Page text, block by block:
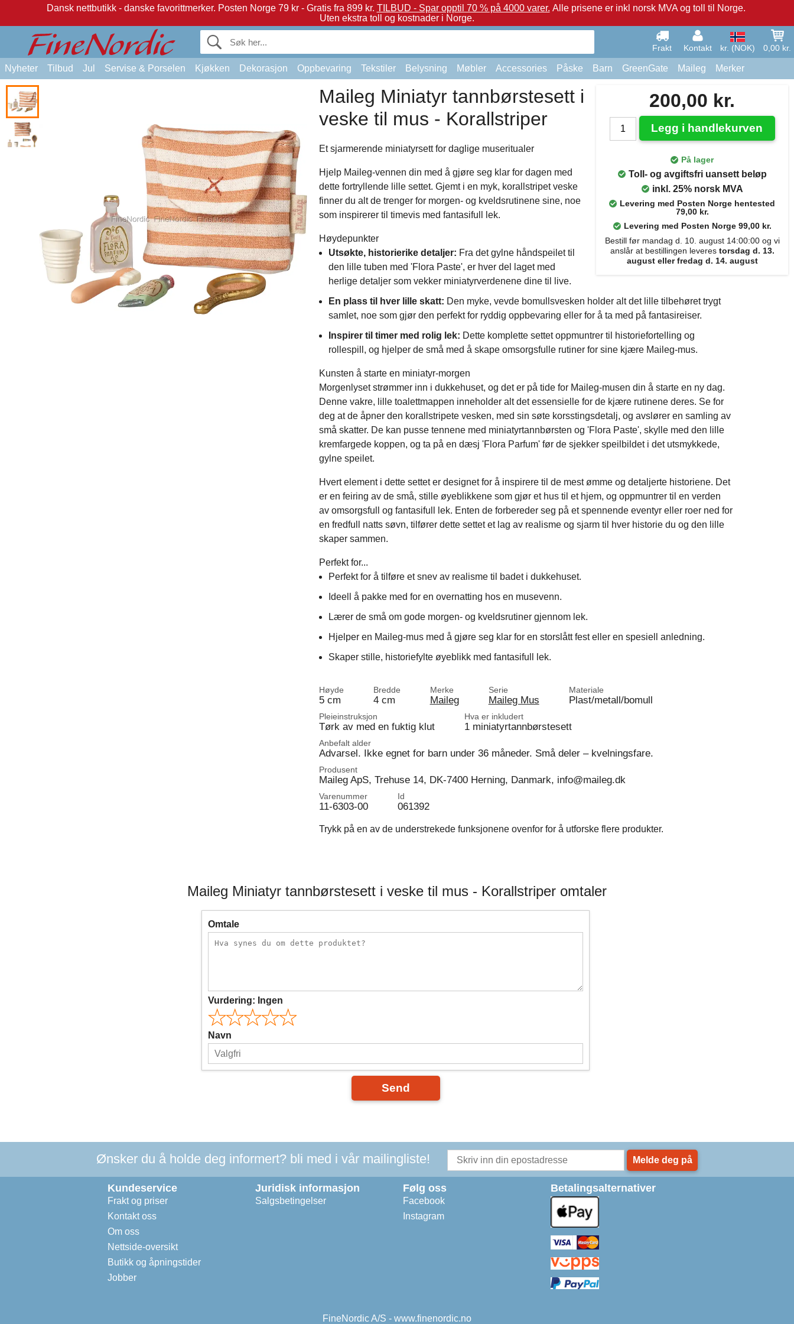
Dansk nettbutikk - danske favorittmerker. Posten Norge 79 kr - Gratis fra 899 kr. TILBUD - Spar opptil 70 % på 4000 varer. Alle prisene er inkl norsk MVA og toll til Norge.
Uten ekstra toll og kostnader i Norge.
Frakt Kontakt kr. (NOK) 0,00 kr.
Nyheter Tilbud Jul Servise & Porselen Kjøkken Dekorasjon Oppbevaring Tekstiler Belysning Møbler Accessories Påske Barn GreenGate Maileg Merker
200,00 kr.
Legg i handlekurven
På lager
Toll- og avgiftsfri uansett beløp
inkl. 25% norsk MVA
Levering med Posten Norge hentested
79,00 kr.
Levering med Posten Norge 99,00 kr.
Bestill før mandag d. 10. august 14:00:00 og vi
anslår at bestillingen leveres torsdag d. 13.
august eller fredag d. 14. august
Maileg Miniatyr tannbørstesett i
veske til mus - Korallstriper
Et sjarmerende miniatyrsett for daglige museritualer
Hjelp Maileg-vennen din med å gjøre seg klar for dagen med
dette fortryllende lille settet. Gjemt i en myk, korallstripet veske
finner du alt de trenger for morgen- og kveldsrutinene sine, noe
som inspirerer til timevis med fantasifull lek.
Høydepunkter
Utsøkte, historierike detaljer: Fra det gylne håndspeilet til
den lille tuben med 'Flora Paste', er hver del laget med
herlige detaljer som vekker miniatyrverdenene dine til live.
En plass til hver lille skatt: Den myke, vevde bomullsvesken holder alt det lille tilbehøret trygt
samlet, noe som gjør den perfekt for ryddig oppbevaring eller for å ta med på fantasireiser.
Inspirer til timer med rolig lek: Dette komplette settet oppmuntrer til historiefortelling og
rollespill, og hjelper de små med å skape omsorgsfulle rutiner for sine kjære Maileg-mus.
Kunsten å starte en miniatyr-morgen
Morgenlyset strømmer inn i dukkehuset, og det er på tide for Maileg-musen din å starte en ny dag.
Denne vakre, lille toalettmappen inneholder alt det essensielle for de kjære rutinene deres. Se for
deg at de åpner den korallstripete vesken, med sin søte korsstingsdetalj, og avslører en samling av
små skatter. De kan pusse tennene med miniatyrtannbørsten og 'Flora Paste', skylle med den lille
kremfargede koppen, og ta på en dæsj 'Flora Parfum' før de sjekker speilbildet i det utsmykkede,
gylne speilet.
Hvert element i dette settet er designet for å inspirere til de mest ømme og detaljerte historiene. Det
er en feiring av de små, stille øyeblikkene som gjør et hus til et hjem, og oppmuntrer til en verden
av omsorgsfull og fantasifull lek. Enten de forbereder seg på et spennende eventyr eller roer ned for
en fredfull natts søvn, tilfører dette settet et lag av realisme og sjarm til hver historie du og den lille
skaper sammen.
Perfekt for...
Perfekt for å tilføre et snev av realisme til badet i dukkehuset.
Ideell å pakke med for en overnatting hos en musevenn.
Lærer de små om gode morgen- og kveldsrutiner gjennom lek.
Hjelper en Maileg-mus med å gjøre seg klar for en storslått fest eller en spesiell anledning.
Skaper stille, historiefylte øyeblikk med fantasifull lek.
Høyde
5 cm
Bredde
4 cm
Merke
Maileg
Serie
Maileg Mus
Materiale
Plast/metall/bomull
Pleieinstruksjon
Tørk av med en fuktig klut
Hva er inkludert
1 miniatyrtannbørstesett
Anbefalt alder
Advarsel. Ikke egnet for barn under 36 måneder. Små deler – kvelningsfare.
Produsent
Maileg ApS, Trehuse 14, DK-7400 Herning, Danmark, info@maileg.dk
Varenummer
11-6303-00
Id
061392
Trykk på en av de understrekede funksjonene ovenfor for å utforske flere produkter.
Maileg Miniatyr tannbørstesett i veske til mus - Korallstriper omtaler
Omtale
Vurdering: Ingen
Navn
Send
Ønsker du å holde deg informert? bli med i vår mailingliste! Melde deg på
Kundeservice
Frakt og priser
Kontakt oss
Om oss
Nettside-oversikt
Butikk og åpningstider
Jobber
Juridisk informasjon
Salgsbetingelser
Følg oss
Facebook
Instagram
Betalingsalternativer
FineNordic A/S - www.finenordic.no